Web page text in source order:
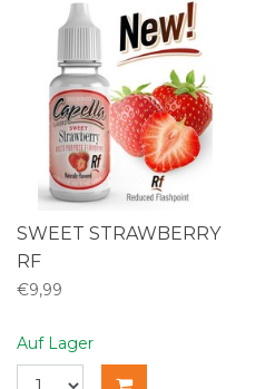
SWEET STRAWBERRY
RF
€9,99
Auf Lager